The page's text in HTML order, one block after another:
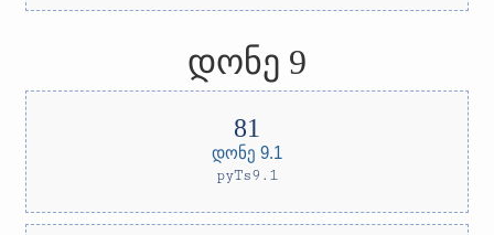
დონე 9
დონე 9.1
pyTs9.1